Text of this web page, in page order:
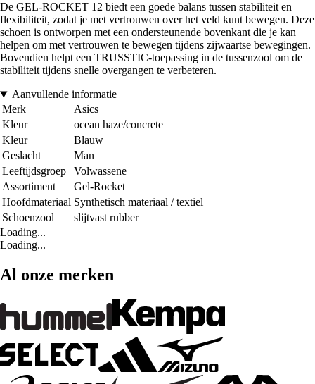
De GEL-ROCKET 12 biedt een goede balans tussen stabiliteit en
flexibiliteit, zodat je met vertrouwen over het veld kunt bewegen. Deze
schoen is ontworpen met een ondersteunende bovenkant die je kan
helpen om met vertrouwen te bewegen tijdens zijwaartse bewegingen.
Bovendien helpt een TRUSSTIC-toepassing in de tussenzool om de
stabiliteit tijdens snelle overgangen te verbeteren.
Aanvullende informatie
Merk
Asics
Kleur
ocean haze/concrete
Kleur
Blauw
Geslacht
Man
Leeftijdsgroep
Volwassene
Assortiment
Gel-Rocket
Hoofdmateriaal Synthetisch materiaal / textiel
Schoenzool
slijtvast rubber
Loading...
Loading...
Al onze merken